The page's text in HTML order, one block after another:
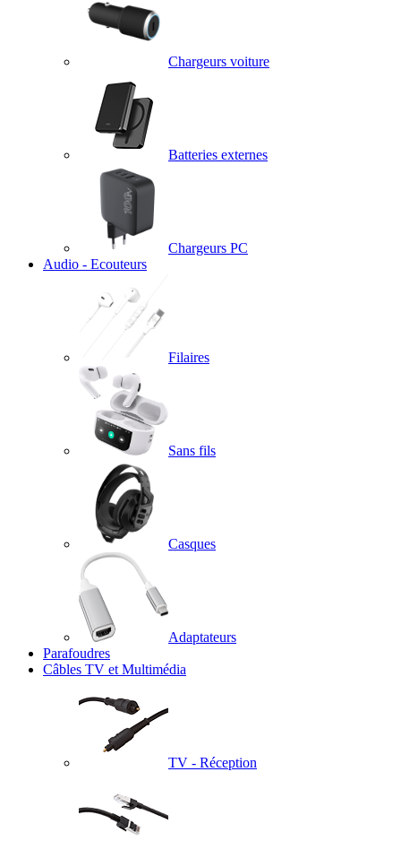
Chargeurs voiture
Batteries externes
Chargeurs PC
Audio - Ecouteurs
Filaires
Sans fils
Casques
Adaptateurs
Parafoudres
Câbles TV et Multimédia
TV - Réception